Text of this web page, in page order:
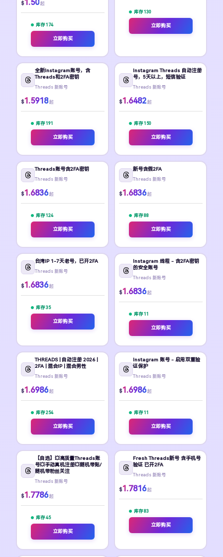
$1.50 起
库存 174
立即购买
库存 130
立即购买
全新Instagram账号，含
Threads和2FA密钥
Threads 新账号
$1.5918 起
库存 191
立即购买
Instagram Threads 自动注册
号，5天以上，短信验证
Threads 新账号
$1.6482 起
库存 150
立即购买
Threads账号含2FA密钥
Threads 新账号
$1.6836 起
库存 124
立即购买
新号含假2FA
Threads 新账号
$1.6836 起
库存 88
立即购买
台湾IP 1-7天老号，已开2FA
Threads 新账号
$1.6836 起
库存 35
立即购买
Instagram 线程 - 含2FA密钥
的安全账号
Threads 新账号
$1.6836 起
库存 11
立即购买
THREADS | 自动注册 2026 |
2FA | 混合IP | 混合男性
Threads 新账号
$1.6986 起
库存 254
立即购买
Instagram 账号 - 启用双重验
证保护
Threads 新账号
$1.6986 起
库存 11
立即购买
【自选】💥高质量Threads账
号💥手动真机注册💥随机带贴/
随机带粉丝关注
Threads 新账号
$1.7786 起
库存 45
立即购买
Fresh Threads新号 含手机号
验证 已开2FA
Threads 新账号
$1.7816 起
库存 83
立即购买